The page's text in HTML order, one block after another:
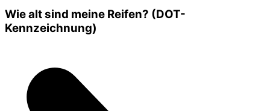
Wie alt sind meine Reifen? (DOT-
Kennzeichnung)